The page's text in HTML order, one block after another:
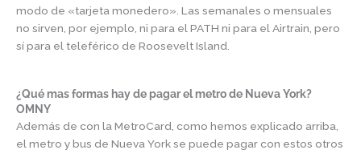
modo de «tarjeta monedero». Las semanales o mensuales
no sirven, por ejemplo, ni para el PATH ni para el Airtrain, pero
sí para el teleférico de Roosevelt Island.
¿Qué mas formas hay de pagar el metro de Nueva York?
OMNY
Además de con la MetroCard, como hemos explicado arriba,
el metro y bus de Nueva York se puede pagar con estos otros